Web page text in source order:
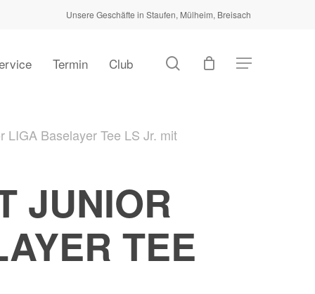
Unsere Geschäfte in Staufen, Mülheim, Breisach
Termin Club search Menu
LIGA Baselayer Tee LS Jr. mit
JUNIOR
TEE